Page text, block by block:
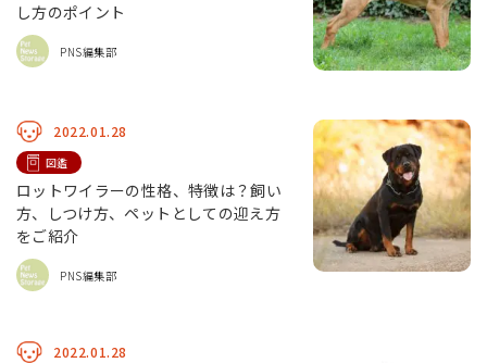
し方のポイント
PNS編集部
2022.01.28
図鑑
ロットワイラーの性格、特徴は？飼い
方、しつけ方、ペットとしての迎え方
をご紹介
PNS編集部
2022.01.28